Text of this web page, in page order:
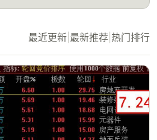
最近更新 最新推荐 热门排行